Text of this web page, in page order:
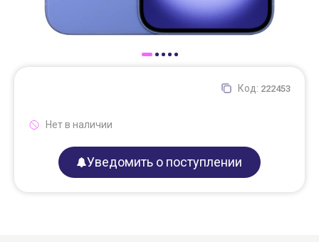
Код: 222453
Нет в наличии
Уведомить о поступлении